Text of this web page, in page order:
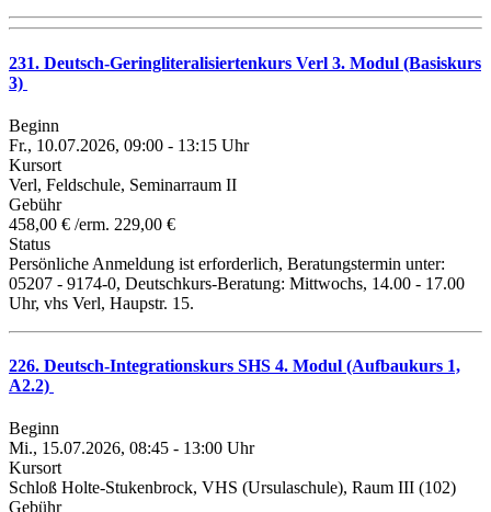
231. Deutsch-Geringliteralisiertenkurs Verl 3. Modul (Basiskurs
3)
Beginn
Fr., 10.07.2026, 09:00 - 13:15 Uhr
Kursort
Verl, Feldschule, Seminarraum II
Gebühr
458,00 € /erm. 229,00 €
Status
Persönliche Anmeldung ist erforderlich, Beratungstermin unter:
05207 - 9174-0, Deutschkurs-Beratung: Mittwochs, 14.00 - 17.00
Uhr, vhs Verl, Haupstr. 15.
226. Deutsch-Integrationskurs SHS 4. Modul (Aufbaukurs 1,
A2.2)
Beginn
Mi., 15.07.2026, 08:45 - 13:00 Uhr
Kursort
Schloß Holte-Stukenbrock, VHS (Ursulaschule), Raum III (102)
Gebühr